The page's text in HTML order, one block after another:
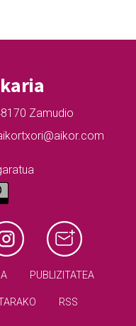
Zamudio
PUBLIZITATEA
RSS